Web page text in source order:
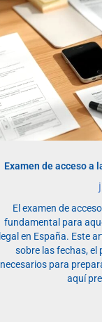
Examen de acceso a
El examen de
fundamental para
legal en España. Este
sobre las fechas, el
necesarios para
aquí